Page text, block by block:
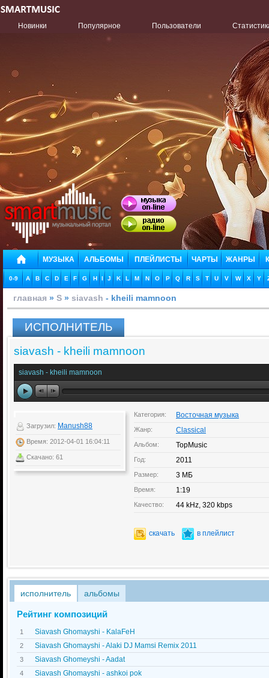
Новинки Популярное Пользователи
МУЗЫКА АЛЬБОМЫ ПЛЕЙЛИСТЫ ЧАРТЫ ЖАНРЫ
0-9 A B C D E F G H I J K L M N O P Q R S T U V W X Y
главная » S » siavash - kheili mamnoon
ИСПОЛНИТЕЛЬ
siavash - kheili mamnoon
siavash - kheili mamnoon
Загрузил: Manush88
Время: 2012-04-01 16:04:11
Скачано: 61
Категория: Восточная музыка
Жанр: Classical
Альбом: TopMusic
Год: 2011
Размер: 3 МБ
Время: 1:19
Качество: 44 kHz, 320 kbps
скачать в плейлист
исполнитель альбомы
Рейтинг композиций
1 Siavash Ghomayshi - KalaFeH
2 Siavash Ghomayshi - Alaki DJ Mamsi Remix 2011
3 Siavash Ghomeyshi - Aadat
4 Siavash Ghomayshi - ashkoi pok